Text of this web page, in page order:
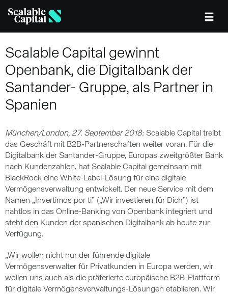
Scalable Capital gewinnt
Openbank, die Digitalbank der
Santander- Gruppe, als Partner in
Spanien
München/London, 27. September 2018:Scalable Capital treibt
das Geschäft mit B2B-Partnerschaften weiter voran. Für die
Digitalbank der Santander-Gruppe, Europas zweitgrößter Bank
nach Kundenzahlen, hat Scalable Capital gemeinsam mit
BlackRock eine White-Label-Lösung für eine digitale
Vermögensverwaltung entwickelt. Der neue Service mit dem
Namen „Invertimos por ti” („Wir investieren für Dich”) ist
nahtlos in das Online-Banking von Openbank integriert und
steht den Kunden der spanischen Digitalbank ab heute zur
Verfügung.
„Wir wollen nicht nur der führende digitale
Vermögensverwalter für Privatkunden in Europa werden, wir
wollen uns auch als die präferierte europäische B2B-Plattform
für digitale Vermögensverwaltungs-Lösungen etablieren. Wir